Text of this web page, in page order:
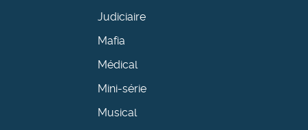
Judiciaire
Mafia
Médical
Mini-série
Musical